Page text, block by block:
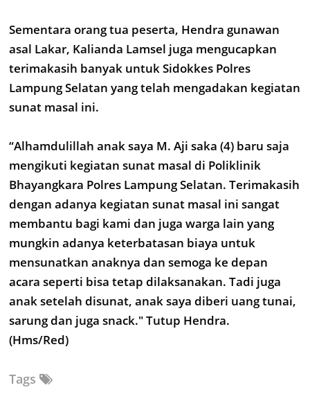
Sementara orang tua peserta, Hendra gunawan
asal Lakar, Kalianda Lamsel juga mengucapkan
terimakasih banyak untuk Sidokkes Polres
Lampung Selatan yang telah mengadakan kegiatan
sunat masal ini.
“Alhamdulillah anak saya M. Aji saka (4) baru saja
mengikuti kegiatan sunat masal di Poliklinik
Bhayangkara Polres Lampung Selatan. Terimakasih
dengan adanya kegiatan sunat masal ini sangat
membantu bagi kami dan juga warga lain yang
mungkin adanya keterbatasan biaya untuk
mensunatkan anaknya dan semoga ke depan
acara seperti bisa tetap dilaksanakan. Tadi juga
anak setelah disunat, anak saya diberi uang tunai,
sarung dan juga snack." Tutup Hendra.
(Hms/Red)
Tags